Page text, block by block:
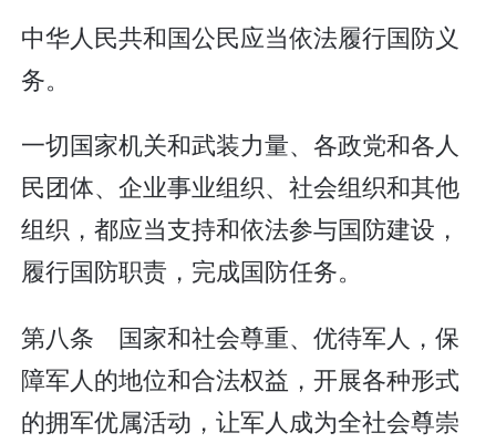
中华人民共和国公民应当依法履行国防义
务。
一切国家机关和武装力量、各政党和各人
民团体、企业事业组织、社会组织和其他
组织，都应当支持和依法参与国防建设，
履行国防职责，完成国防任务。
第八条 国家和社会尊重、优待军人，保
障军人的地位和合法权益，开展各种形式
的拥军优属活动，让军人成为全社会尊崇